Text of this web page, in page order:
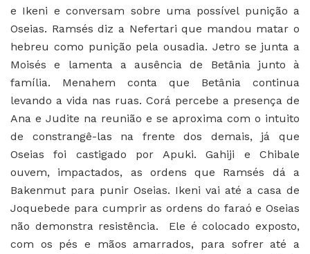
e Ikeni e conversam sobre uma possível punição a
Oseias. Ramsés diz a Nefertari que mandou matar o
hebreu como punição pela ousadia. Jetro se junta a
Moisés e lamenta a ausência de Betânia junto à
família. Menahem conta que Betânia continua
levando a vida nas ruas. Corá percebe a presença de
Ana e Judite na reunião e se aproxima com o intuito
de constrangê-las na frente dos demais, já que
Oseias foi castigado por Apuki. Gahiji e Chibale
ouvem, impactados, as ordens que Ramsés dá a
Bakenmut para punir Oseias. Ikeni vai até a casa de
Joquebede para cumprir as ordens do faraó e Oseias
não demonstra resistência. Ele é colocado exposto,
com os pés e mãos amarrados, para sofrer até a